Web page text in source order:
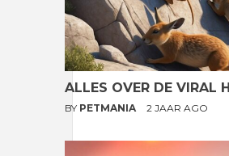
ALLES OVER DE VIRAL
BY PETMANIA 2 JAAR AGO